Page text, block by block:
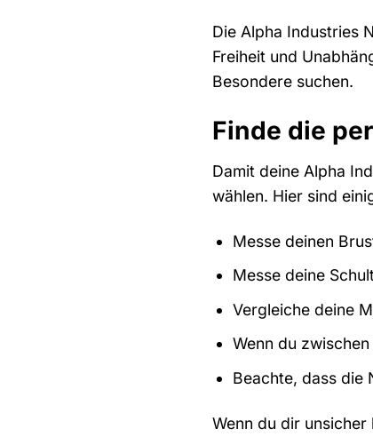
Die Alpha Industries
Freiheit und
Besondere suchen.
Finde die
Damit deine Alpha
wählen. Hier sind
Messe deinen
Messe deine
Vergleiche deine
Wenn du
Beachte, dass die
Wenn du dir